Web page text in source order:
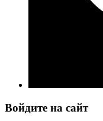
Войдите на сайт